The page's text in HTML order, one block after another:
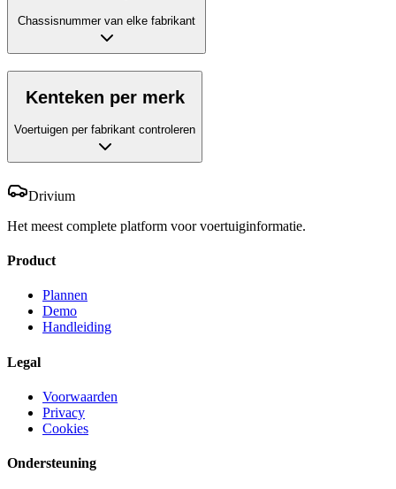
Chassisnummer van elke fabrikant
Kenteken per merk
Voertuigen per fabrikant controleren
Drivium
Het meest complete platform voor voertuiginformatie.
Product
Plannen
Demo
Handleiding
Legal
Voorwaarden
Privacy
Cookies
Ondersteuning